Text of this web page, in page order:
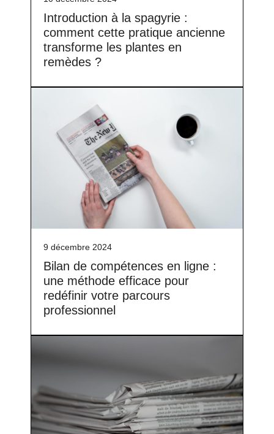
Introduction à la spagyrie :
comment cette pratique ancienne
transforme les plantes en
remèdes ?
9 décembre 2024
Bilan de compétences en ligne :
une méthode efficace pour
redéfinir votre parcours
professionnel